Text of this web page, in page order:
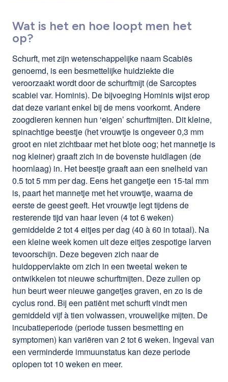
Wat is het en hoe loopt men het
op?
Schurft, met zijn wetenschappelijke naam Scabiës
genoemd, is een besmettelijke huidziekte die
veroorzaakt wordt door de schurftmijt (de Sarcoptes
scabiei var. Hominis). De bijvoeging Hominis wijst erop
dat deze variant enkel bij de mens voorkomt. Andere
zoogdieren kennen hun ‘eigen’ schurftmijten. Dit kleine,
spinachtige beestje (het vrouwtje is ongeveer 0,3 mm
groot en niet zichtbaar met het blote oog; het mannetje is
nog kleiner) graaft zich in de bovenste huidlagen (de
hoornlaag) in. Het beestje graaft aan een snelheid van
0.5 tot 5 mm per dag. Eens het gangetje een 15-tal mm
is, paart het mannetje met het vrouwtje, waarna de
eerste de geest geeft. Het vrouwtje legt tijdens de
resterende tijd van haar leven (4 tot 6 weken)
gemiddelde 2 tot 4 eitjes per dag (40 à 60 in totaal). Na
een kleine week komen uit deze eitjes zespotige larven
tevoorschijn. Deze begeven zich naar de
huidoppervlakte om zich in een tweetal weken te
ontwikkelen tot nieuwe schurftmijten. Deze zullen op
hun beurt weer nieuwe gangetjes graven, en zo is de
cyclus rond. Bij een patiënt met schurft vindt men
gemiddeld vijf à tien volwassen, vrouwelijke mijten. De
incubatieperiode (periode tussen besmetting en
symptomen) kan variëren van 2 tot 6 weken. Ingeval van
een verminderde immuunstatus kan deze periode
oplopen tot 10 weken en meer.